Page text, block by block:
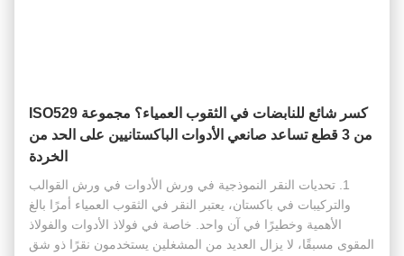
كسر شائع للنابضات في الثقوب العمياء؟ مجموعة ISO529
من 3 قطع تساعد صانعي الأدوات الباكستانيين على الحد من
الخردة
1. تحديات النقر النموذجية في ورش الأدوات في ورش القوالب
والتركيبات في باكستان، يعتبر النقر في الثقوب العمياء أمرًا بالغ
الأهمية وخطيرًا في آن واحد. خاصة في فولاذ الأدوات والفولاذ
المقوى مسبقًا، لا يزال العديد من المشغلين يستخدمون نقرًا ذو شق